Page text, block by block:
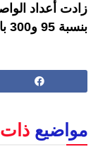
زادت أعداد
بنسبة 95 و300 بالمئة تواليا.
مواضيع